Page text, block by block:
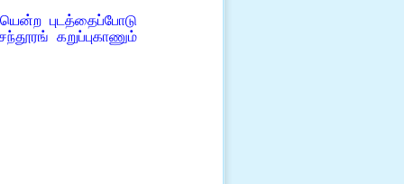
புடத்தைப்போடு
கறுப்புகாணும்